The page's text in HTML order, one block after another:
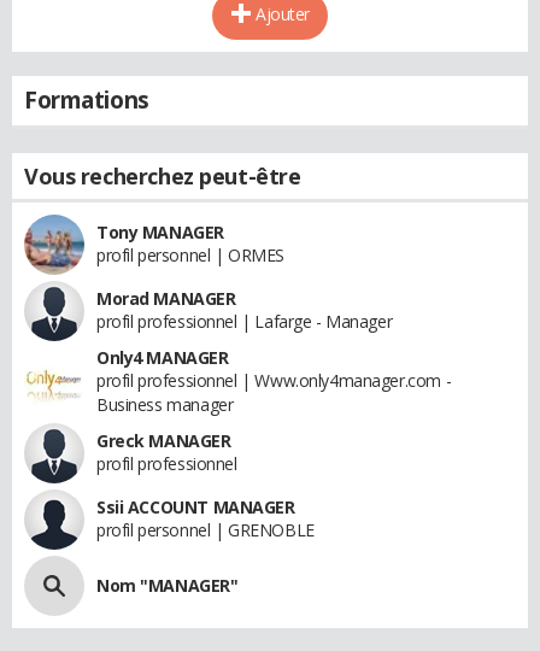
Ajouter
Formations
Vous recherchez peut-être
Tony MANAGER
profil personnel | ORMES
Morad MANAGER
profil professionnel | Lafarge - Manager
Only4 MANAGER
profil professionnel | Www.only4manager.com -
Business manager
Greck MANAGER
profil professionnel
Ssii ACCOUNT MANAGER
profil personnel | GRENOBLE
Nom "MANAGER"